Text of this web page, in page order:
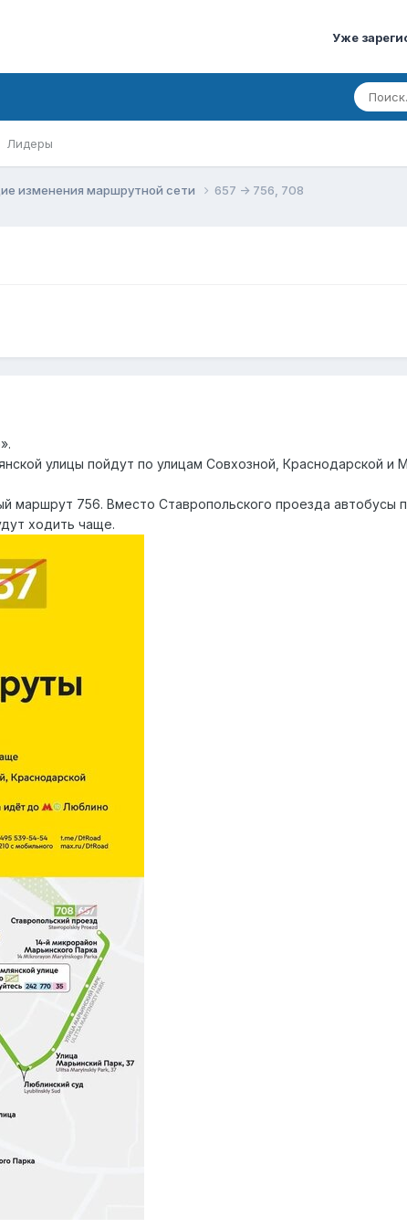
Уже
Лидеры
изменения маршрутной сети 657 -> 756, 708
улицы пойдут по улицам Совхозной, Краснодарской и
маршрут 756. Вместо Ставропольского проезда автобусы
ходить чаще.